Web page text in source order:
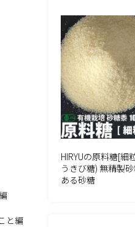
と編
HIRYUの原料糖[細
うきび糖) 無精製
ある砂糖